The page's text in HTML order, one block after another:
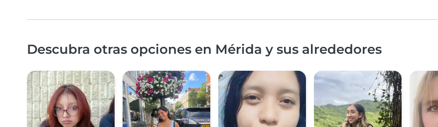
Descubra otras opciones en Mérida y sus alrededores